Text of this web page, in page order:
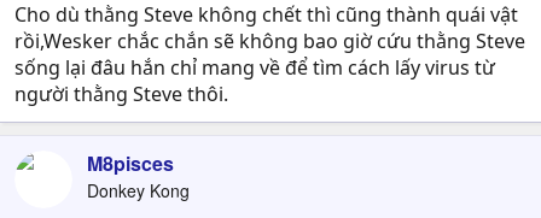
Cho dù thằng Steve không chết thì cũng thành quái vật
rồi,Wesker chắc chắn sẽ không bao giờ cứu thằng Steve
sống lại đâu hắn chỉ mang về để tìm cách lấy virus từ
người thằng Steve thôi.
M8pisces
Donkey Kong